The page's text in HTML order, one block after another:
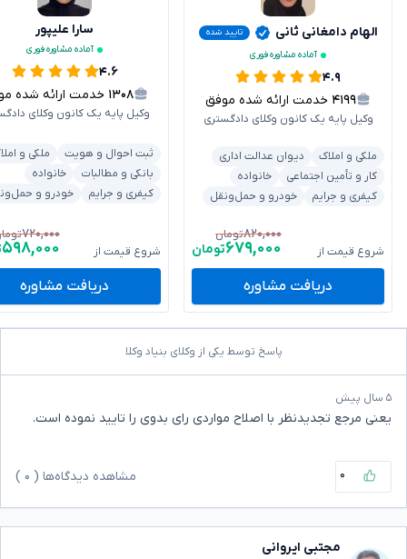
الهام دامغانی ثانی
تایید شده
آماده مشاوره فوری
۴.۹
۴۱۹۹ خدمت ارائه شده موفق
وکیل پایه یک کانون وکلای دادگستری
ملکی و املاک
دیوان عدالت اداری
کار و تأمین اجتماعی
خانواده
کیفری و جرایم
خودرو و حمل‌ونقل
شروع قیمت از
۸۲۰,۰۰۰تومان
۶۷۹,۰۰۰تومان
دریافت مشاوره
سارا علیپور
آماده مشاوره فوری
۴.۶
۱۳۰۸ خدمت ارائه شده موفق
وکیل پایه یک کانون وکلای
ثبت احوال و هویت
ملکی و
بانکی و مطالبات
خانواده
کیفری و جرایم
خودرو و
شروع قیمت از
۷۲۰,۰۰۰
۵۹۸,۰۰۰
دریافت مشاوره
پاسخ توسط یکی از وکلای بنیاد وکلا
۵ سال پیش
یعنی مرجع تجدیدنظر با اصلاح مواردی رای بدوی را تایید نموده است.
۰ مشاهده دیدگاه‌ها ( ۰
مجتبی ایروانی